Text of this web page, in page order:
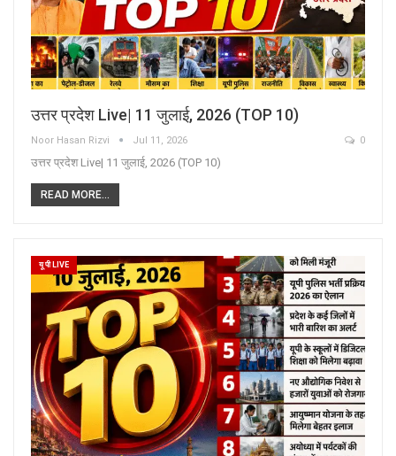
उत्तर प्रदेश Live| 11 जुलाई, 2026 (TOP 10)
Noor Hasan Rizvi Jul 11, 2026 0
उत्तर प्रदेश Live| 11 जुलाई, 2026 (TOP 10)
READ MORE...
यू पी LIVE